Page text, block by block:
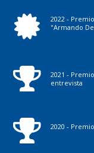
2022 -
"Armando
2021 -
entrevista
2020 -